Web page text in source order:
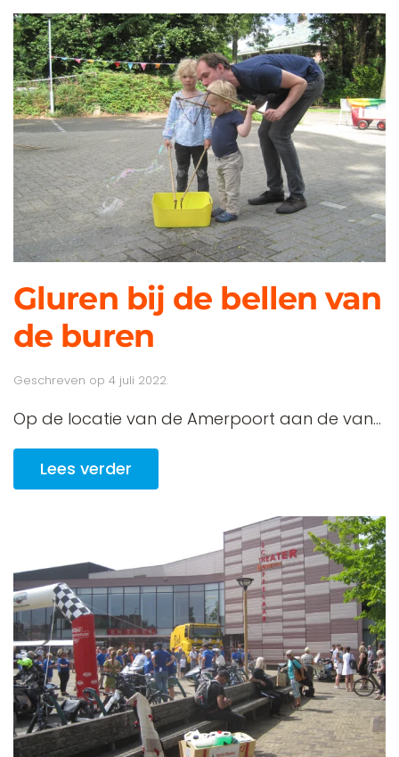
Gluren bij de bellen van
de buren
Geschreven op 4 juli 2022.
Op de locatie van de Amerpoort aan de van...
Lees verder